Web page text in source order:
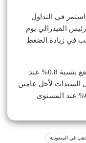
استمر في التداول
الفيدرالي يوم
في زيادة الضغط
العائد على السندات لأجل 10 سنوات ارتفع بنسبة 0.8% عند
على السندات لأجل عامين
الأكثر تأثراً بتغير أسعار الفائدة بنسبة 0.7% عند المستوى
في السعودية